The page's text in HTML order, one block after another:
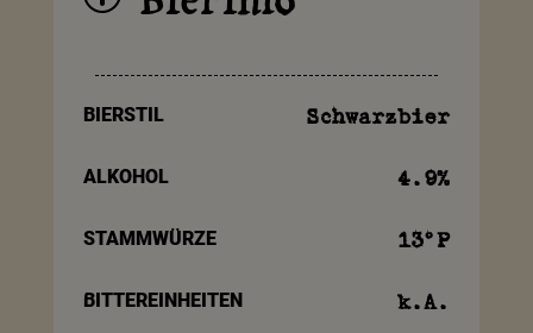
BIERSTIL Schwarzbier
ALKOHOL 4.9%
STAMMWÜRZE 13°P
BITTEREINHEITEN k.A.